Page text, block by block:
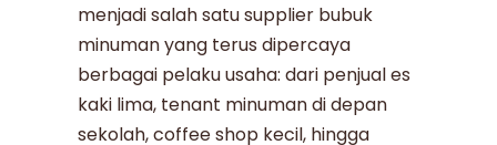
menjadi salah satu supplier bubuk
minuman yang terus dipercaya
berbagai pelaku usaha: dari penjual es
kaki lima, tenant minuman di depan
sekolah, coffee shop kecil, hingga